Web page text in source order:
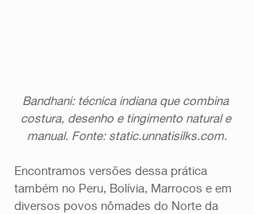
Bandhani: técnica indiana que combina
costura, desenho e tingimento natural e
manual. Fonte: static.unnatisilks.com.
Encontramos versões dessa prática
também no Peru, Bolívia, Marrocos e em
diversos povos nômades do Norte da